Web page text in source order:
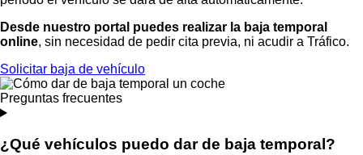
Desde nuestro portal puedes realizar la baja temporal
online, sin necesidad de pedir cita previa, ni acudir a Tráfico.
Solicitar baja de vehículo
Preguntas frecuentes
¿Qué vehículos puedo dar de baja temporal?